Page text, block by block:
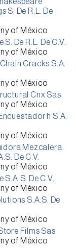
S. De R.L. De
of México
S. De R.L. De C.V.
of México
Cracks S.A.
of México
Cnx Sas
of México
h S.A.
of México
Mezcalera
De C.V.
of México
S.A.S. De C.V.
of México
S.A.S. De
of México
Films Sas
of México